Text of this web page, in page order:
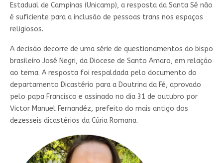
Estadual de Campinas (Unicamp), a resposta da Santa Sé não
é suficiente para a inclusão de pessoas trans nos espaços
religiosos.
A decisão decorre de uma série de questionamentos do bispo
brasileiro José Negri, da Diocese de Santo Amaro, em relação
ao tema. A resposta foi respaldada pelo documento do
departamento Dicastério para a Doutrina da Fé, aprovado
pelo papa Francisco e assinado no dia 31 de outubro por
Victor Manuel Fernandéz, prefeito do mais antigo dos
dezesseis dicastérios da Cúria Romana.